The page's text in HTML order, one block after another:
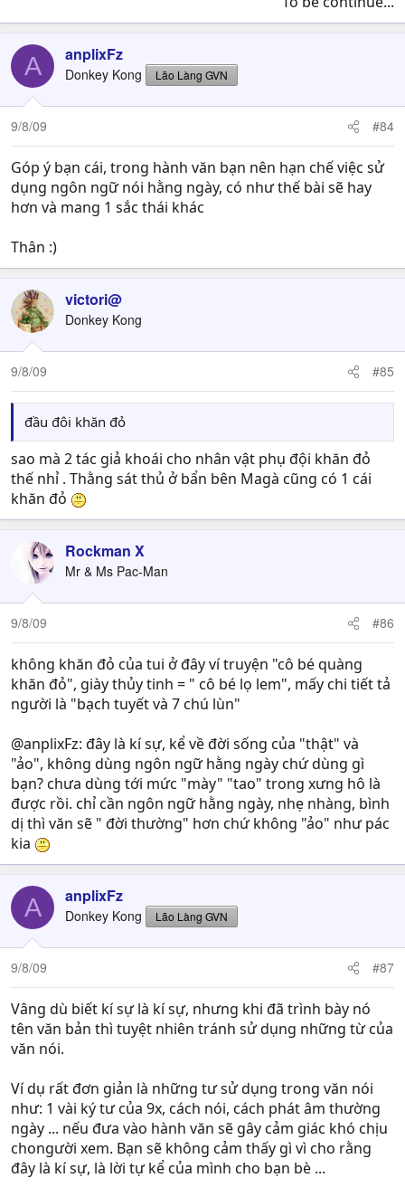
A anplixFz
Donkey Kong Lão Làng GVN
9/8/09 #84
Góp ý bạn cái, trong hành văn bạn nên hạn chế việc sử
dụng ngôn ngữ nói hằng ngày, có như thế bài sẽ hay
hơn và mang 1 sắc thái khác
Thân :)
victori@
Donkey Kong
9/8/09 #85
đầu đôi khăn đỏ
sao mà 2 tác giả khoái cho nhân vật phụ đội khăn đỏ
thế nhỉ . Thằng sát thủ ở bẩn bên Magà cũng có 1 cái
khăn đỏ
Rockman X
Mr & Ms Pac-Man
9/8/09 #86
không khăn đỏ của tui ở đây ví truyện "cô bé quàng
khăn đỏ", giày thủy tinh = " cô bé lọ lem", mấy chi tiết tả
người là "bạch tuyết và 7 chú lùn"
@anplixFz: đây là kí sự, kể về đời sống của "thật" và
"ảo", không dùng ngôn ngữ hằng ngày chứ dùng gì
bạn? chưa dùng tới mức "mày" "tao" trong xưng hô là
được rồi. chỉ cần ngôn ngữ hằng ngày, nhẹ nhàng, bình
dị thì văn sẽ " đời thường" hơn chứ không "ảo" như pác
kia
A anplixFz
Donkey Kong Lão Làng GVN
9/8/09 #87
Vâng dù biết kí sự là kí sự, nhưng khi đã trình bày nó
tên văn bản thì tuyệt nhiên tránh sử dụng những từ của
văn nói.
Ví dụ rất đơn giản là những tư sử dụng trong văn nói
như: 1 vài ký tư của 9x, cách nói, cách phát âm thường
ngày ... nếu đưa vào hành văn sẽ gây cảm giác khó chịu
chongười xem. Bạn sẽ không cảm thấy gì vì cho rằng
đây là kí sự, là lời tự kể của mình cho bạn bè ...